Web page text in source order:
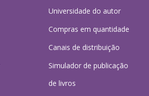
Universidade do autor
Compras em quantidade
Canais de distribuição
Simulador de publicação
de livros